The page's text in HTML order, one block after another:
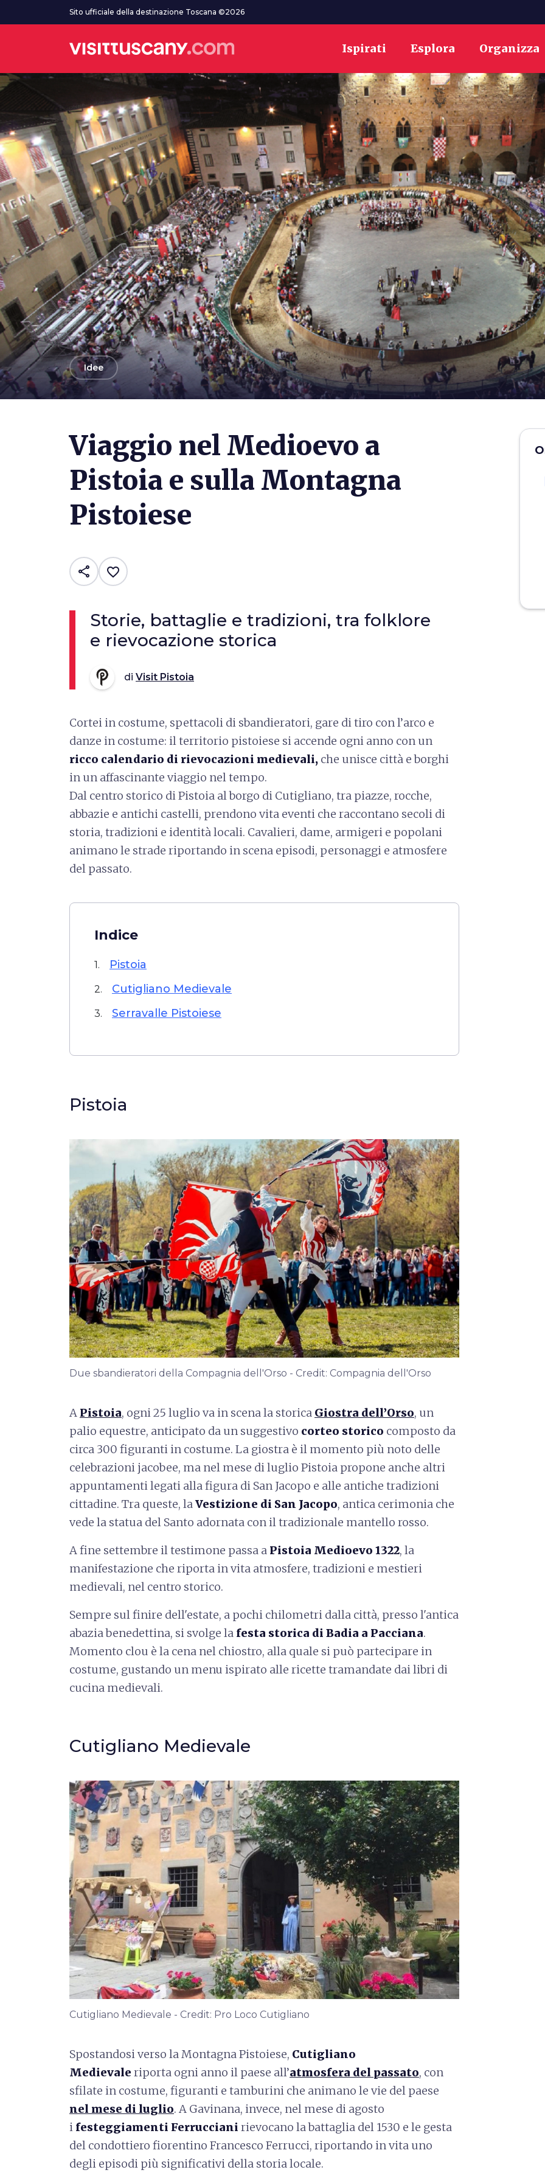
Vai al contenuto principaleSito ufficiale della destinazione Toscana ©2026
Ispirati Esplora Organizza
arrow_backIdee
Viaggio nel Medioevo a
Pistoia e sulla Montagna
Pistoiese
share favorite_border
Storie, battaglie e tradizioni, tra folklore
e rievocazione storica
di Visit Pistoia
Cortei in costume, spettacoli di sbandieratori, gare di tiro con l’arco e
danze in costume: il territorio pistoiese si accende ogni anno con un
ricco calendario di rievocazioni medievali, che unisce città e borghi
in un affascinante viaggio nel tempo.
Dal centro storico di Pistoia al borgo di Cutigliano, tra piazze, rocche,
abbazie e antichi castelli, prendono vita eventi che raccontano secoli di
storia, tradizioni e identità locali. Cavalieri, dame, armigeri e popolani
animano le strade riportando in scena episodi, personaggi e atmosfere
del passato.
Indice
1. Pistoia
2. Cutigliano Medievale
3. Serravalle Pistoiese
Pistoia
Due sbandieratori della Compagnia dell'Orso - Credit: Compagnia dell'Orso
A Pistoia, ogni 25 luglio va in scena la storica Giostra dell’Orso, un
palio equestre, anticipato da un suggestivo corteo storico composto da
circa 300 figuranti in costume. La giostra è il momento più noto delle
celebrazioni jacobee, ma nel mese di luglio Pistoia propone anche altri
appuntamenti legati alla figura di San Jacopo e alle antiche tradizioni
cittadine. Tra queste, laVestizione di San Jacopo, antica cerimonia che
vede la statua del Santo adornata con il tradizionale mantello rosso.
A fine settembre il testimone passa a Pistoia Medioevo 1322, la
manifestazione che riporta in vita atmosfere, tradizioni e mestieri
medievali, nel centro storico.
Sempre sul finire dell'estate, a pochi chilometri dalla città, presso l'antica
abazia benedettina, si svolge la festa storica di Badia a Pacciana.
Momento clou è la cena nel chiostro, alla quale si può partecipare in
costume, gustando un menu ispirato alle ricette tramandate dai libri di
cucina medievali.
Cutigliano Medievale
Cutigliano Medievale - Credit: Pro Loco Cutigliano
Spostandosi verso la Montagna Pistoiese, Cutigliano
Medievale riporta ogni anno il paese all’atmosfera del passato, con
sfilate in costume, figuranti e tamburini che animano le vie del paese
nel mese di luglio. A Gavinana, invece, nel mese di agosto
i festeggiamenti Ferrucciani rievocano la battaglia del 1530 e le gesta
del condottiero fiorentino Francesco Ferrucci, riportando in vita uno
degli episodi più significativi della storia locale.